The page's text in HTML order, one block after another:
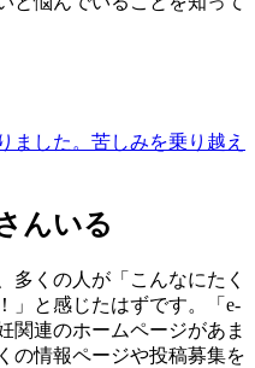
ました。苦しみを乗り越え
んいる
多くの人が「こんなにたく
」と感じたはずです。「e-
関連のホームページがあま
の情報ページや投稿募集を